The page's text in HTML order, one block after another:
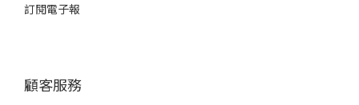
訂閱電子報
顧客服務